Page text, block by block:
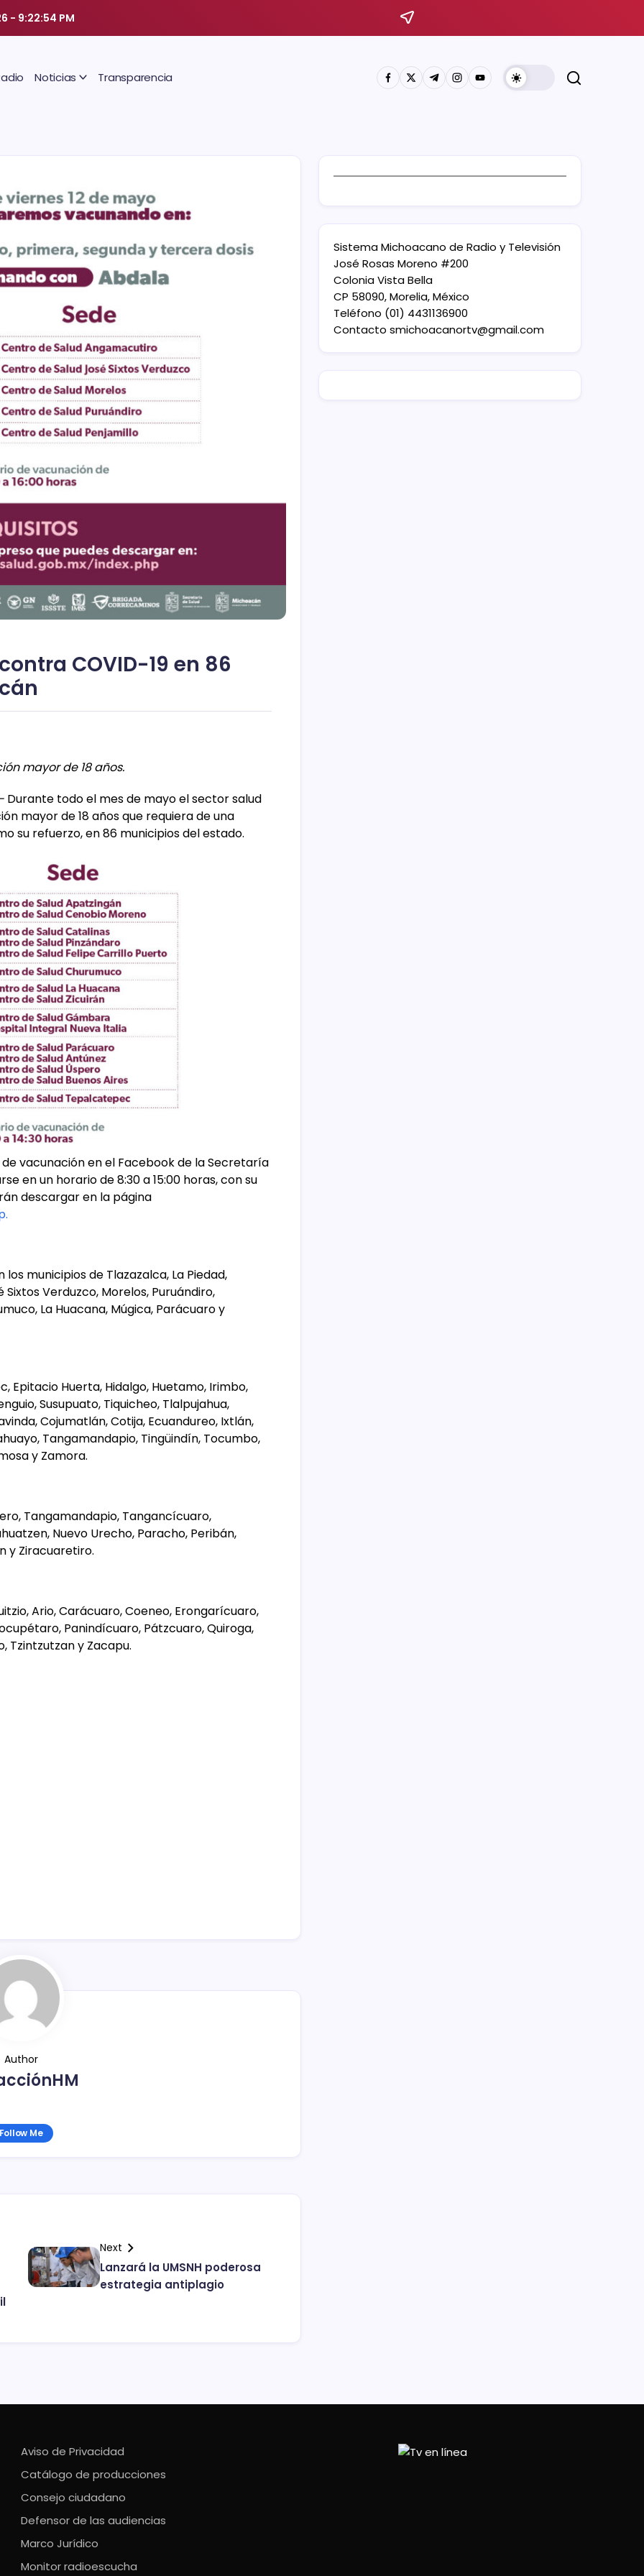
- 9:22:55 PM
Noticias Transparencia
COVID-19 en 86
mayor de 18 años.
Durante todo el mes de mayo el sector salud
mayor de 18 años que requiera de una
su refuerzo, en 86 municipios del estado.
vacunación en el Facebook de la Secretaría
en un horario de 8:30 a 15:00 horas, con su
descargar en la página
municipios de Tlazazalca, La Piedad,
Verduzco, Morelos, Puruándiro,
La Huacana, Múgica, Parácuaro y
Epitacio Huerta, Hidalgo, Huetamo, Irimbo,
Susupuato, Tiquicheo, Tlalpujahua,
Cojumatlán, Cotija, Ecuandureo, Ixtlán,
Tangamandapio, Tingüindín, Tocumbo,
y Zamora.
Tangamandapio, Tangancícuaro,
Nuevo Urecho, Paracho, Peribán,
y Ziracuaretiro.
Ario, Carácuaro, Coeneo, Erongarícuaro,
Panindícuaro, Pátzcuaro, Quiroga,
Tzintzutzan y Zacapu.
Author
Follow Me
Next
Lanzará la UMSNH poderosa
estrategia antiplagio
Sistema Michoacano de Radio y Televisión
José Rosas Moreno #200
Colonia Vista Bella
CP 58090, Morelia, México
Teléfono (01) 4431136900
Contacto smichoacanortv@gmail.com
Aviso de Privacidad
Catálogo de producciones
Consejo ciudadano
Defensor de las audiencias
Marco Jurídico
Monitor radioescucha